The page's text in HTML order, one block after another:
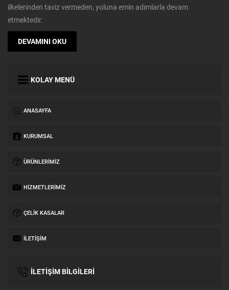
ilkelerinden taviz vermeden, yoluna emin adımlarla devam
etmektedir.
DEVAMINI OKU
KOLAY MENÜ
ANASAYFA
KURUMSAL
ÜRÜNLERIMIZ
HIZMETLERIMIZ
ÇELIK KASALAR
İLETIŞIM
İLETİŞİM BİLGİLERİ